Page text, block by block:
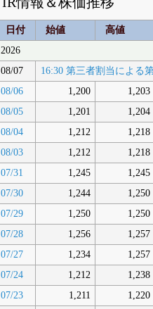
日付 始値 高値
2026
08/07
16:30 第三者割当による
08/06
1,200 1,203
08/05
1,201 1,204
08/04
1,212 1,218
08/03
1,212 1,218
07/31
1,245 1,245
07/30
1,244 1,250
07/29
1,250 1,250
07/28
1,256 1,257
07/27
1,234 1,257
07/24
1,212 1,238
07/23
1,211 1,220